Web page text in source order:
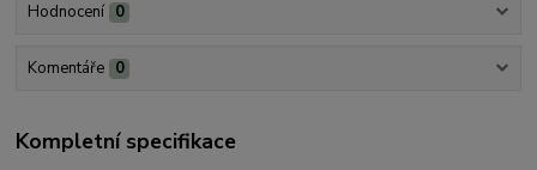
Hodnocení 0
Komentáře 0
Kompletní specifikace